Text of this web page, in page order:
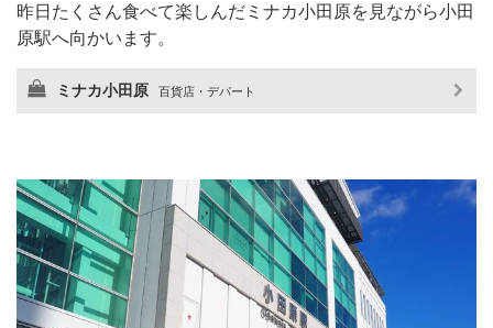
昨日たくさん食べて楽しんだミナカ小田原を見ながら小田
原駅へ向かいます。
ミナカ小田原 百貨店・デパート